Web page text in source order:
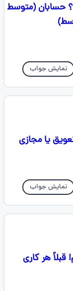
حسابان (متوسط
نمایش جواب
یا مجازی
نمایش جواب
هر کاری